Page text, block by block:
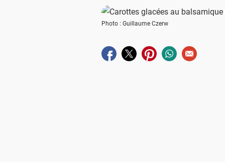
Photo : Guillaume Czerw
Partager sur facebook
Partager sur twitter
Partager sur pinterest
Partager sur
Envoyer à